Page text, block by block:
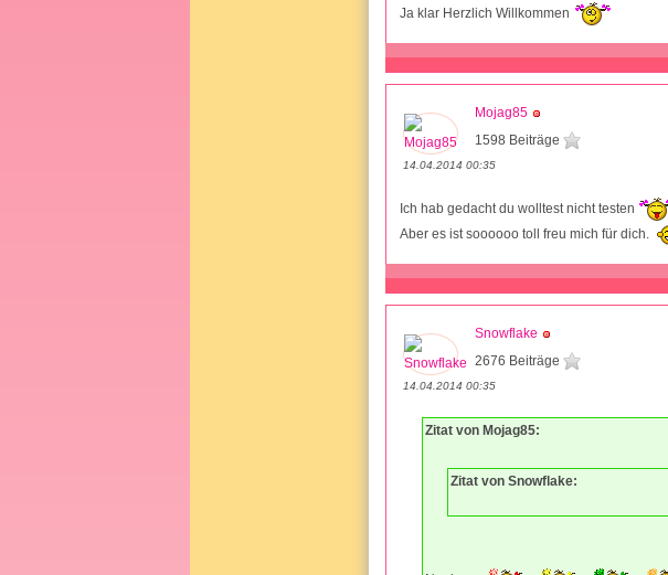
Ja klar Herzlich Willkommen
Mojag85
1598 Beiträge
14.04.2014 00:35
Ich hab gedacht du wolltest nicht testen
Aber es ist soooooo toll freu mich für dich.
Snowflake
2676 Beiträge
14.04.2014 00:35
Zitat von Mojag85:
Zitat von Snowflake: